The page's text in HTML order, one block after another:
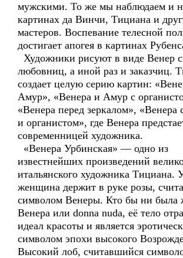
мужскими. То же мы наблюдаем и
картинах да Винчи, Тициана и
мастеров. Воспевание телесной
достигает апогея в картинах
Художники рисуют в виде Венер
любовниц, а иной раз и заказчиц.
создает целую серию картин:
Амур», «Венера и Амур с
«Венера перед зеркалом», «Венера
и органистом», где Венера
современницей художника.
«Венера Урбинская» — одно из
известнейших произведений
итальянского художника Тициана.
женщина держит в руке розы,
символом Венеры. Кто бы ни была
Венера или donna nuda, её тело
идеал красоты и является
символом эпохи высокого
Высокий лоб, считавшийся